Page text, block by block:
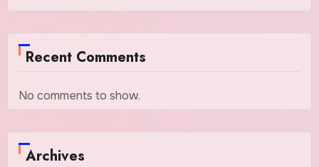
Recent Comments
No comments to show.
Archives